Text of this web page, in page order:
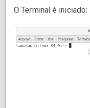
O Terminal é iniciado: